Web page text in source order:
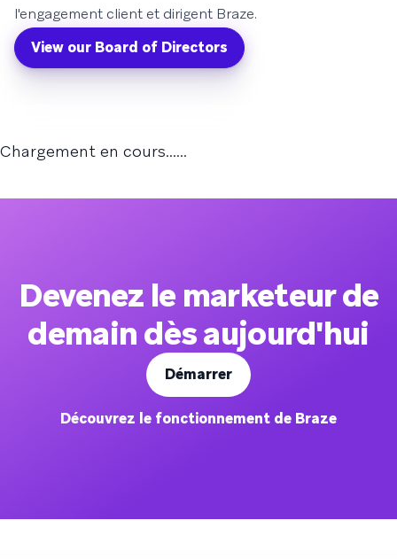
l'engagement client et dirigent Braze.
View our Board of Directors
Chargement en cours......
Devenez le marketeur de
demain dès aujourd'hui
Démarrer
Découvrez le fonctionnement de Braze